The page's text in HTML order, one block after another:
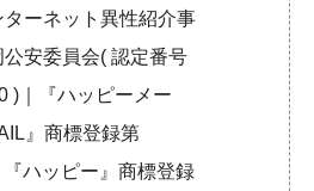
ーネット異性紹介事
安委員会( 認定番号
)｜『ハッピーメー
』商標登録第
ハッピー』商標登録